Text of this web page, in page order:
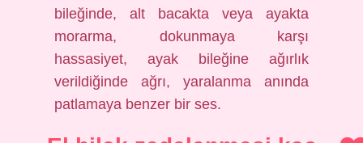
bileğinde, alt bacakta veya ayakta
morarma, dokunmaya karşı
hassasiyet, ayak bileğine ağırlık
verildiğinde ağrı, yaralanma anında
patlamaya benzer bir ses.